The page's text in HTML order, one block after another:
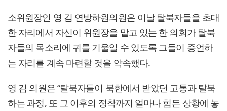
소위원장인 영 김 연방하원의원은 이날 탈북자들을 초대
한 자리에서 자신이 위원장을 맡고 있는 한 의회가 탈북
자들의 목소리에 귀를 기울일 수 있도록 그들이 증언하
는 자리를 계속 마련할 것을 약속했다.
영 김 의원은 “탈북자들이 북한에서 받았던 고통과 탈북
하는 과정, 또 그 이후의 정착까지 얼마나 힘든 상황에 놓